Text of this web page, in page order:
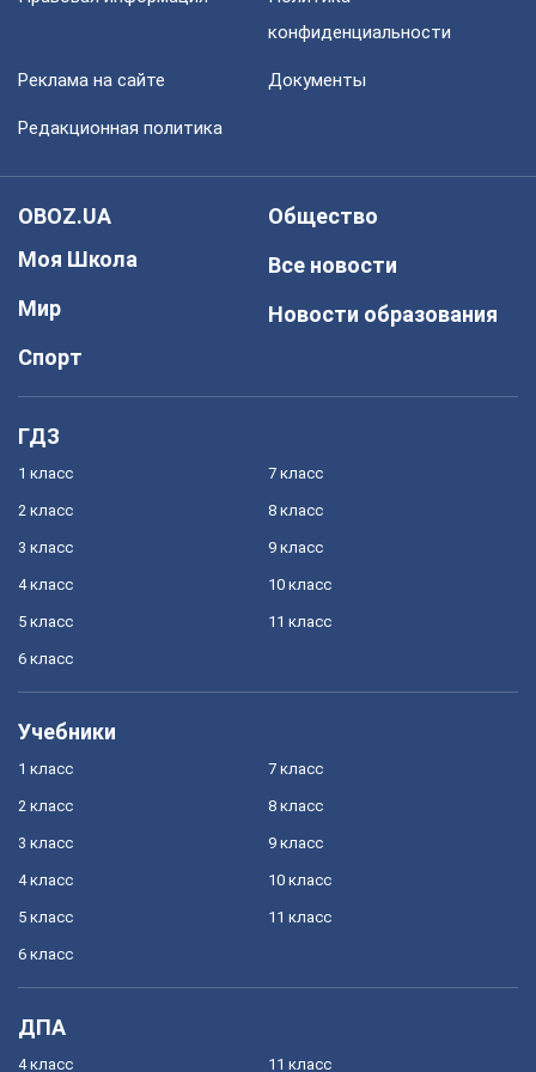
конфиденциальности
Реклама на сайте Документы
Редакционная политика
OBOZ.UA
Моя Школа
Мир
Спорт
Общество
Все новости
Новости образования
ГДЗ
1 класс
2 класс
3 класс
4 класс
5 класс
6 класс
7 класс
8 класс
9 класс
10 класс
11 класс
Учебники
1 класс
2 класс
3 класс
4 класс
5 класс
6 класс
7 класс
8 класс
9 класс
10 класс
11 класс
ДПА
4 класс 11 класс